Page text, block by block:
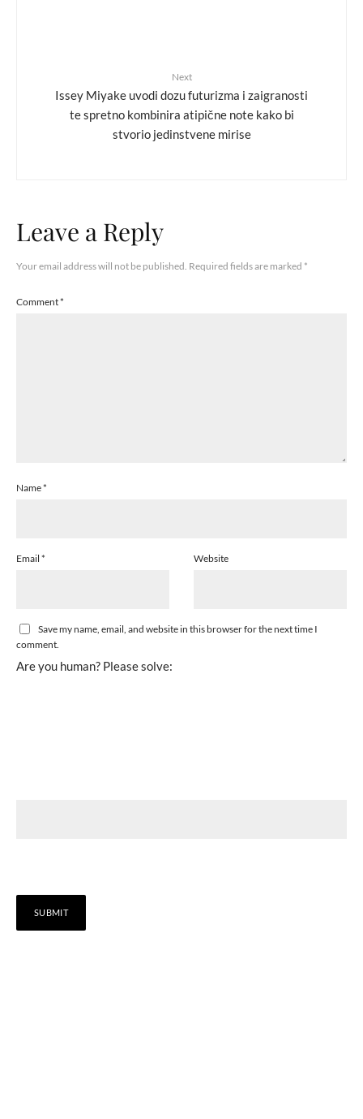
Next
Issey Miyake uvodi dozu futurizma i zaigranosti
te spretno kombinira atipične note kako bi
stvorio jedinstvene mirise
Leave a Reply
Your email address will not be published. Required fields are marked *
Comment*
Name*
Email * Website
Save my name, email, and website in this browser for the next time I
comment.
Are you human? Please solve: